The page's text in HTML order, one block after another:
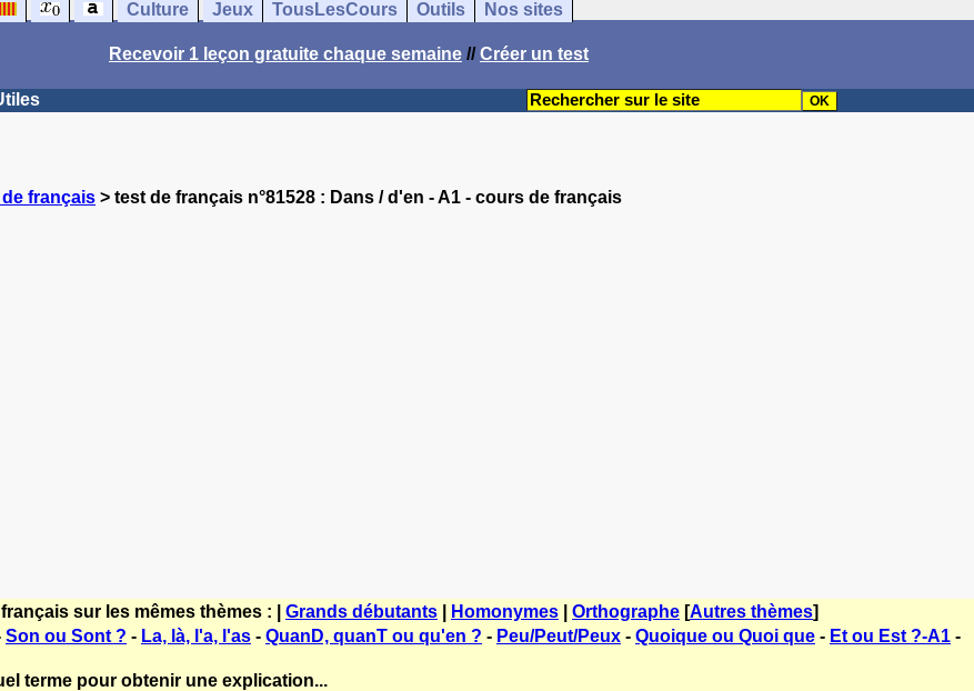
Culture Jeux TousLesCours Outils Nos sites
Recevoir 1 leçon gratuite chaque semaine //Créer un test
français > test de français n°81528 : Dans / d'en - A1 - cours de français
sur les mêmes thèmes : | Grands débutants Homonymes Orthographe [Autres thèmes]
Son ou Sont ? - La, là, l'a, l'as - QuanD, quanT ou qu'en ? - Peu/Peut/Peux - Quoique ou Quoi que - Et ou Est ?-A1 -
terme pour obtenir une explication...